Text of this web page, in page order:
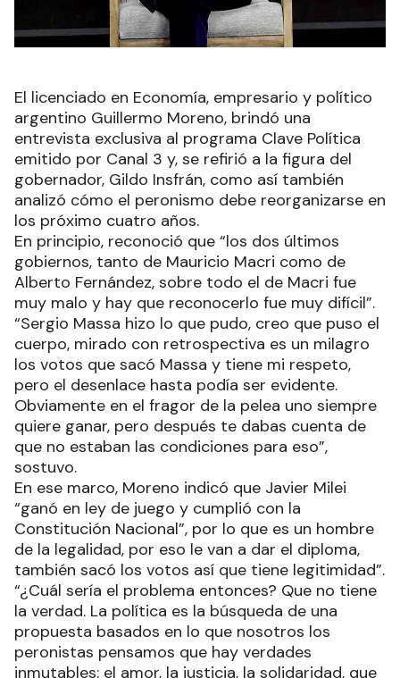
El licenciado en Economía, empresario y político
argentino Guillermo Moreno, brindó una
entrevista exclusiva al programa Clave Política
emitido por Canal 3 y, se refirió a la figura del
gobernador, Gildo Insfrán, como así también
analizó cómo el peronismo debe reorganizarse en
los próximo cuatro años.
En principio, reconoció que “los dos últimos
gobiernos, tanto de Mauricio Macri como de
Alberto Fernández, sobre todo el de Macri fue
muy malo y hay que reconocerlo fue muy difícil”.
“Sergio Massa hizo lo que pudo, creo que puso el
cuerpo, mirado con retrospectiva es un milagro
los votos que sacó Massa y tiene mi respeto,
pero el desenlace hasta podía ser evidente.
Obviamente en el fragor de la pelea uno siempre
quiere ganar, pero después te dabas cuenta de
que no estaban las condiciones para eso”,
sostuvo.
En ese marco, Moreno indicó que Javier Milei
“ganó en ley de juego y cumplió con la
Constitución Nacional”, por lo que es un hombre
de la legalidad, por eso le van a dar el diploma,
también sacó los votos así que tiene legitimidad”.
“¿Cuál sería el problema entonces? Que no tiene
la verdad. La política es la búsqueda de una
propuesta basados en lo que nosotros los
peronistas pensamos que hay verdades
inmutables: el amor, la justicia, la solidaridad, que